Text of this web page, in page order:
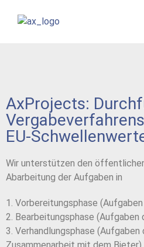
AxProjects:
EU-
Wir unterstützen den
Abarbeitung der Aufgaben in
1. Vorbereitungsphase
2. Bearbeitungsphase
3. Verhandlungsphase